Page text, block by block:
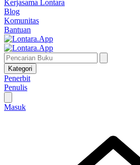
Kerjasama Lontara
Blog
Komunitas
Bantuan
Kategori
Penerbit
Penulis
Masuk